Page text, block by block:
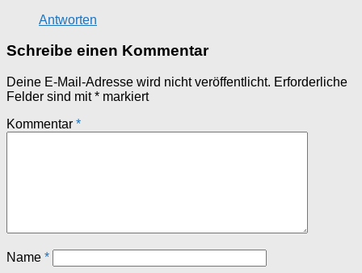
Antworten
Schreibe einen Kommentar
Deine E-Mail-Adresse wird nicht veröffentlicht. Erforderliche
Felder sind mit* markiert
Kommentar *
Name *